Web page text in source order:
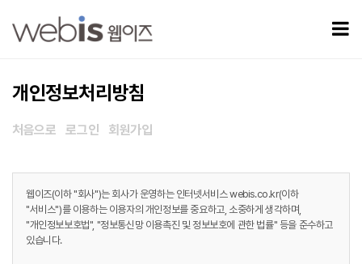
개인정보처리방침
처음으로 로그인 회원가입
웹이즈(이하 "회사")는 회사가 운영하는 인터넷서비스 webis.co.kr(이하
"서비스")를 이용하는 이용자의 개인정보를 중요하고, 소중하게 생각하며,
"개인정보보호법", "정보통신망 이용촉진 및 정보보호에 관한 법률" 등을 준수하고
있습니다.